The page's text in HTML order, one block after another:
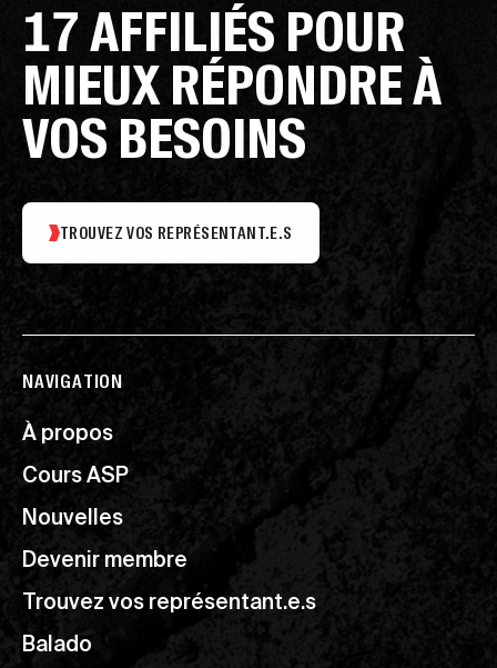
17 AFFILIÉS POUR
MIEUX RÉPONDRE À
VOS BESOINS
TROUVEZ VOS REPRÉSENTANT.E.S
NAVIGATION
À propos
Cours ASP
Nouvelles
Devenir membre
Trouvez vos représentant.e.s
Balado